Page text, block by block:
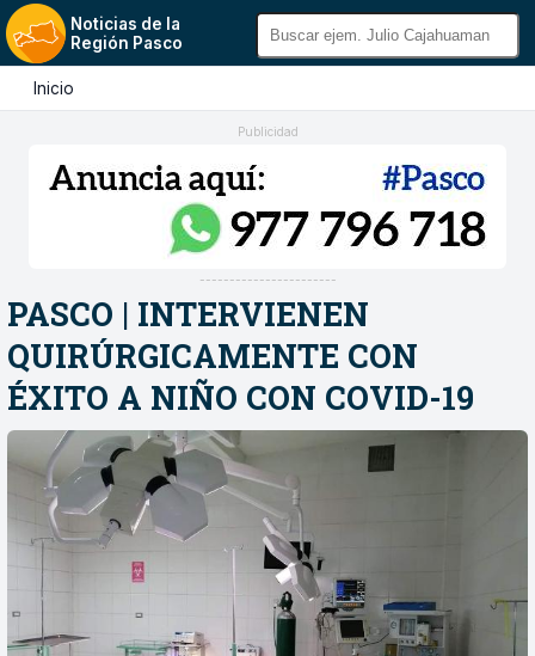
Noticias de la
Región Pasco
Inicio
Publicidad
-----------------------
PASCO | INTERVIENEN
QUIRÚRGICAMENTE CON
ÉXITO A NIÑO CON COVID-19